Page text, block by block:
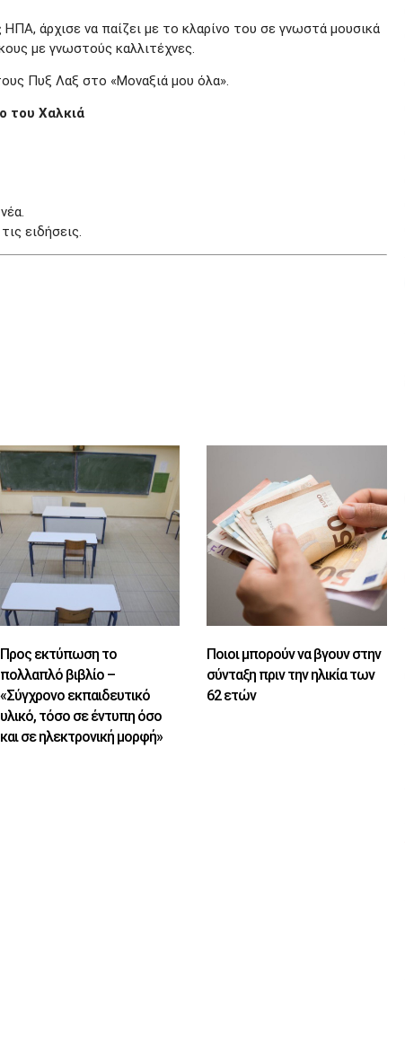
άρχισε να παίζει με το κλαρίνο του σε γνωστά μουσικά
με γνωστούς καλλιτέχνες.
Πυξ Λαξ στο «Μοναξιά μου όλα».
του Χαλκιά
ειδήσεις.
Προς εκτύπωση το
πολλαπλό βιβλίο –
«Σύγχρονο εκπαιδευτικό
υλικό, τόσο σε έντυπη όσο
και σε ηλεκτρονική μορφή»
Ποιοι μπορούν να βγουν στην
σύνταξη πριν την ηλικία των
62 ετών